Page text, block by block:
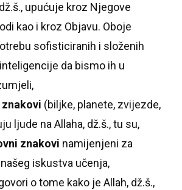
upućuje kroz Njegove
kao i kroz Objavu. Oboje
sofisticiranih i složenih
da bismo ih u
(biljke, planete, zvijezde,
ljude na Allaha, dž.š., tu su,
znakovi namijenjeni za
iskustva učenja,
o tome kako je Allah, dž.š.,